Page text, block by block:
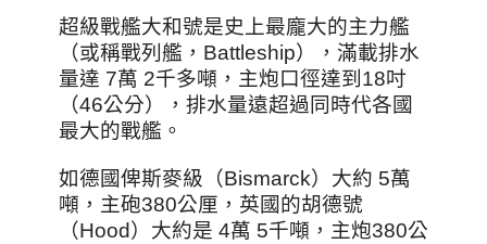
超級戰艦大和號是史上最龐大的主力艦
（或稱戰列艦，Battleship），滿載排水
量達 7萬 2千多噸，主炮口徑達到18吋
（46公分），排水量遠超過同時代各國
最大的戰艦。
如德國俾斯麥級（Bismarck）大約 5萬
噸，主砲380公厘，英國的胡德號
（Hood）大約是 4萬 5千噸，主炮380公